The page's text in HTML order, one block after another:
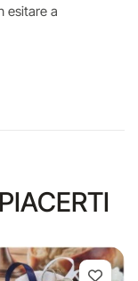
esitare a